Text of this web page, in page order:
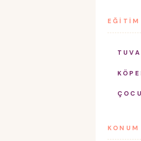
KONUM